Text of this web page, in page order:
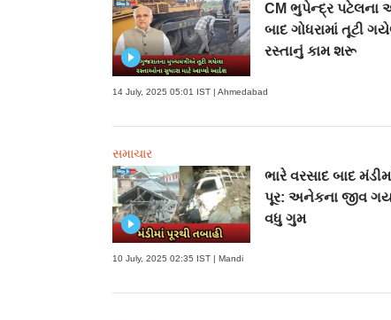
CM ભુપેન્દ્ર પટેલના
બાદ ગોધરામાં તૂટી
રસ્તાનું કામ શરૂ
14 July, 2025 05:01 IST | Ahmedabad
સમાચાર
ભારે વરસાદ બાદ
પૂર: અનેકના જીવ
વધુ ગુમ
10 July, 2025 02:35 IST | Mandi